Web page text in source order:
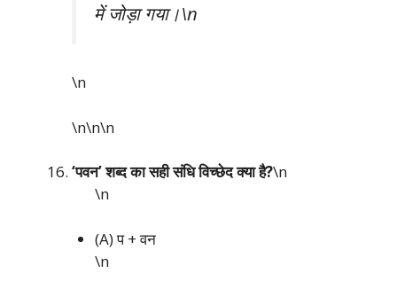
में जोड़ा गया।\n
\n
\n\n\n
‘पवन’ शब्द का सही संधि विच्छेद क्या है?\n
\n
(A) प + वन
\n